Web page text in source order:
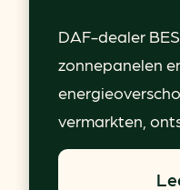
DAF-dealer
zonnepanelen
vermarkten,